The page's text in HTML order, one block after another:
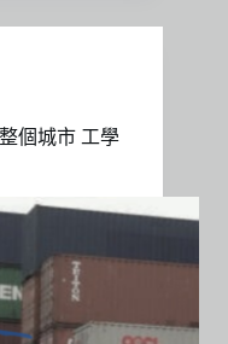
個城市 工學